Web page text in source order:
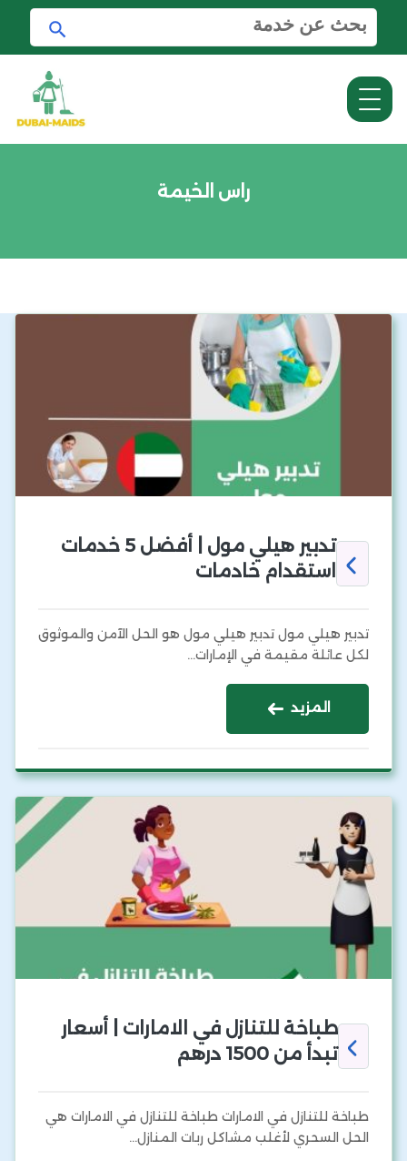
ل
ب
ح
ث
ع
ب
ح
ث
راس الخيمة
تدبير هيلي مول | أفضل 5 خدمات
استقدام خادمات
تدبير هيلي مول تدبير هيلي مول هو الحل الآمن والموثوق
لكل عائلة مقيمة في الإمارات…
المزيد
طباخة للتنازل في الامارات | أسعار
تبدأ من 1500 درهم
طباخة للتنازل في الامارات طباخة للتنازل في الامارات هي
الحل السحري لأغلب مشاكل ربات المنازل…